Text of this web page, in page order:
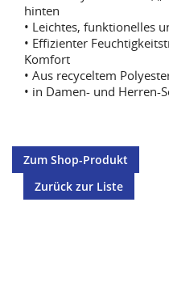
hinten
• Leichtes, funktionelles
• Effizienter
Komfort
• Aus recyceltem
• in Damen- und Herren-
Zum Shop-Produkt
Zurück zur Liste